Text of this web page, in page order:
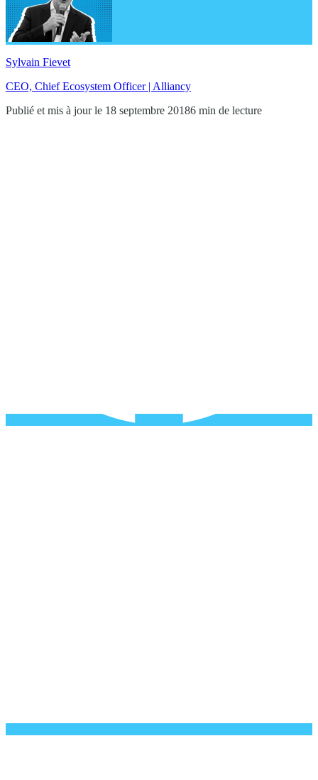
Sylvain Fievet
CEO, Chief Ecosystem Officer | Alliancy
Publié et mis à jour le 18 septembre 20186 min de lecture